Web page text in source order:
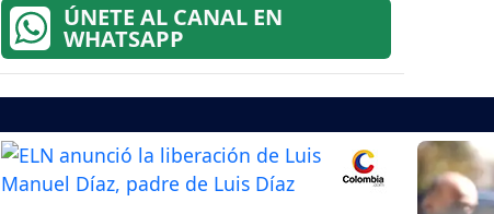
ÚNETE AL CANAL EN
WHATSAPP